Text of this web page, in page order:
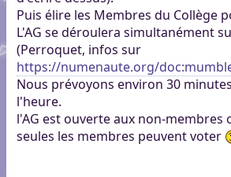
Puis élire les Membres du Collège
L'AG se déroulera simultanément
(Perroquet, infos sur
https://numenaute.org/
Nous prévoyons environ 30
l'heure.
l'AG est ouverte aux non-membres
seules les membres peuvent voter